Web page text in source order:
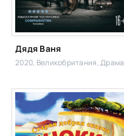
Дядя Ваня
2020, Великобритания,Драма